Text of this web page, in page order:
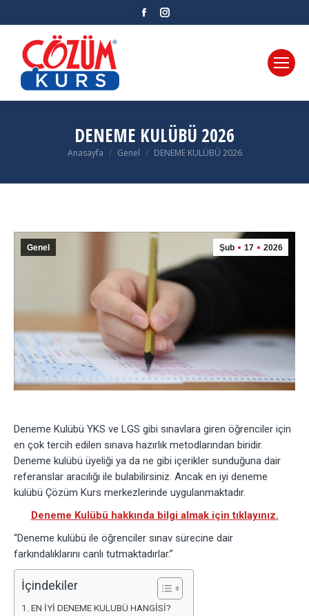
Facebook
DENEME KULÜBÜ 2026
You are here:
Anasayfa Genel DENEME KULÜBÜ 2026
Şub 17 2026
Genel
Deneme Kulübü YKS ve LGS gibi sınavlara giren öğrenciler için
en çok tercih edilen sınava hazırlık metodlarından biridir.
Deneme kulübü üyeliği ya da ne gibi içerikler sunduğuna dair
referanslar aracılığı ile bulabilirsiniz. Ancak en iyi deneme
kulübü Çözüm Kurs merkezlerinde uygulanmaktadır.
Deneme Kulübü hakkında bilgi almak için tıklayınız.
“Deneme kulübü ile öğrenciler sınav sürecine dair
farkındalıklarını canlı tutmaktadırlar.”
İçindekiler
EN İYİ DENEME KULUBÜ HANGİSİ?